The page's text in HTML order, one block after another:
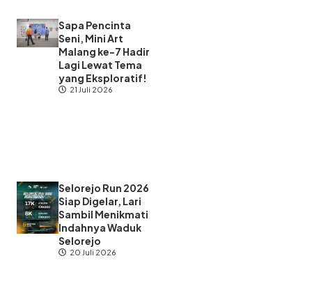
Sapa Pencinta
Seni, Mini Art
Malang ke-7 Hadir
Lagi Lewat Tema
yang Eksploratif!
21 Juli 2026
Selorejo Run 2026
Siap Digelar, Lari
Sambil Menikmati
Indahnya Waduk
Selorejo
20 Juli 2026